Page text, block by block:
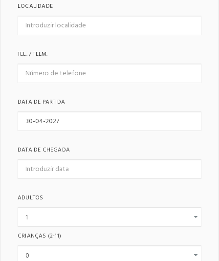
LOCALIDADE
TEL. / TELM.
DATA DE PARTIDA
DATA DE CHEGADA
ADULTOS
CRIANÇAS (2-11)